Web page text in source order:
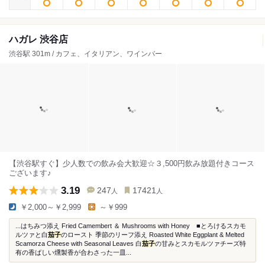
ハガレ 渋谷店
渋谷駅 301m / カフェ、イタリアン、ワインバー
【渋谷駅すぐ】少人数での飲み会大歓迎☆３,500円飲み放題付きコース
ございます♪
3.19 247 人 17421 人
￥2,000～￥2,999 ～￥999
...はちみつ添え Fried Camembert ＆ Mushrooms with Honey ■とろけるスカモ
ルツァと白茄子のロースト 季節のリーフ添え Roasted White Eggplant & Melted
Scamorza Cheese with Seasonal Leaves 白茄子の甘みとスカモルツァチーズ特
有の香ばしい燻製香が合わさった一皿...